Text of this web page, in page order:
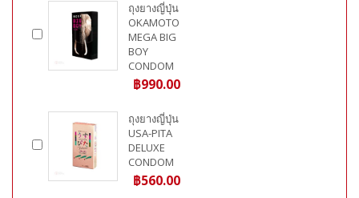
ถุงยางญี่ปุ่น
OKAMOTO
MEGA BIG
BOY
CONDOM
฿990.00
ถุงยางญี่ปุ่น
USA-PITA
DELUXE
CONDOM
฿560.00